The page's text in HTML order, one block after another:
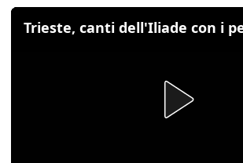
Trieste, canti dell'Iliade con i